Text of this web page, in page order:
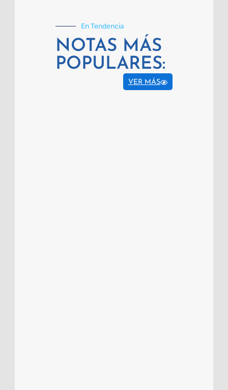
En Tendencia
NOTAS MÁS
POPULARES:
VER MÁS